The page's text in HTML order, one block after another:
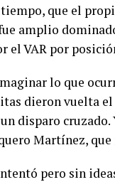
que el
amplio
el VAR por
lo que
dieron vuelta
disparo
Martínez,
pero sin